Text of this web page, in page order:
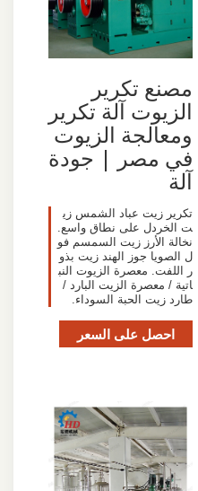
مصنع تكرير
الزيوت آلة تكرير
ومعالجة الزيوت
في مصر | جودة
آلة
تكرير زيت عباد الشمس زي
ت الخردل على نطاق واسع.
نخالة الأرز زيت السمسم فو
ل الصويا جوز الهند زيت بذو
ر اللفت. معصرة الزيوت النب
اتية / معصرة الزيت البارد /
طارد زيت الحبة السوداء.
احصل على السعر